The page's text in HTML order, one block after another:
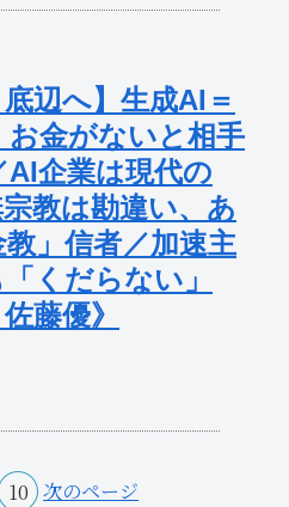
底辺へ】生成AI＝
お金がないと相手
企業は現代の
宗教は勘違い、あ
」信者／加速主
くだらない」
藤優》
10 次のページ